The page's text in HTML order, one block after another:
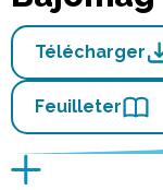
Télécharger
Feuilleter